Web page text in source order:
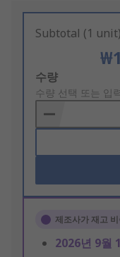
Subtotal (1
Add
to
Basket
수량
수량 선택 또는 입
제조사가 재고
2026년 9월